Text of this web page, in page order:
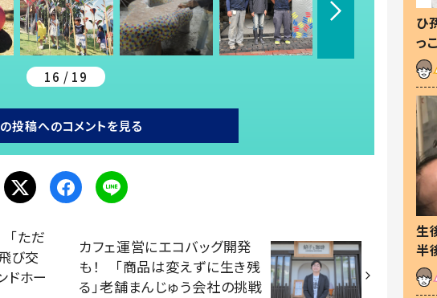
16 / 19
投稿へのコメントを見る
ただ
び交
ドホー
カフェ運営にエコバッグ開発
も！ 「商品は変えずに生き残
る」老舗まんじゅう会社の挑戦
ひ
っ
し
生
半
た